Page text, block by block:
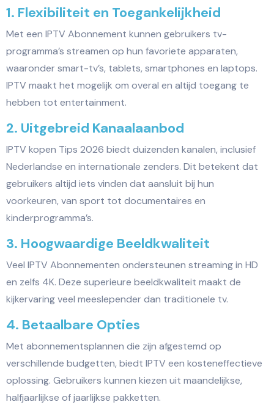
1. Flexibiliteit en Toegankelijkheid
Met een IPTV Abonnement kunnen gebruikers tv-
programma’s streamen op hun favoriete apparaten,
waaronder smart-tv’s, tablets, smartphones en laptops.
IPTV maakt het mogelijk om overal en altijd toegang te
hebben tot entertainment.
2. Uitgebreid Kanaalaanbod
IPTV kopen Tips 2026 biedt duizenden kanalen, inclusief
Nederlandse en internationale zenders. Dit betekent dat
gebruikers altijd iets vinden dat aansluit bij hun
voorkeuren, van sport tot documentaires en
kinderprogramma’s.
3. Hoogwaardige Beeldkwaliteit
Veel IPTV Abonnementen ondersteunen streaming in HD
en zelfs 4K. Deze superieure beeldkwaliteit maakt de
kijkervaring veel meeslepender dan traditionele tv.
4. Betaalbare Opties
Met abonnementsplannen die zijn afgestemd op
verschillende budgetten, biedt IPTV een kosteneffectieve
oplossing. Gebruikers kunnen kiezen uit maandelijkse,
halfjaarlijkse of jaarlijkse pakketten.